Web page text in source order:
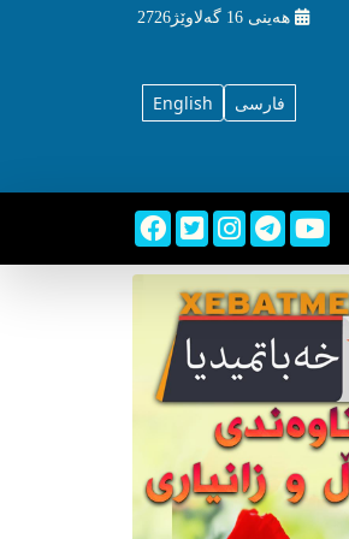
هه‌ینی 16 گه‌لاوێژ2726
English فارسی